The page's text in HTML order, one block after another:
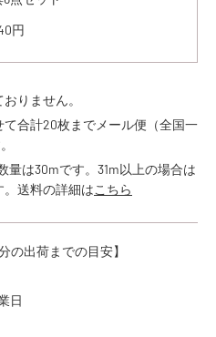
円
りません。
合計20枚までメール便（全国一
は30mです。31m以上の場合は
送料の詳細はこちら
の出荷までの目安】
日